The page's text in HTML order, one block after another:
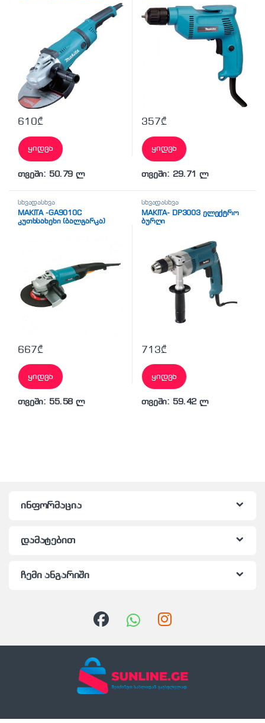
610₾
ყიდვა
თვეში: 50.79 ლ
357₾
ყიდვა
თვეში: 29.71 ლ
სხვადასხვა
MAKITA -GA9010C
კუთხსახეხი (ბალგარკა)
667₾
ყიდვა
თვეში: 55.58 ლ
სხვადასხვა
MAKITA- DP3003 ელექტრო
ბურღი
713₾
ყიდვა
თვეში: 59.42 ლ
ინფორმაცია
დამატებით
ჩემი ანგარიში